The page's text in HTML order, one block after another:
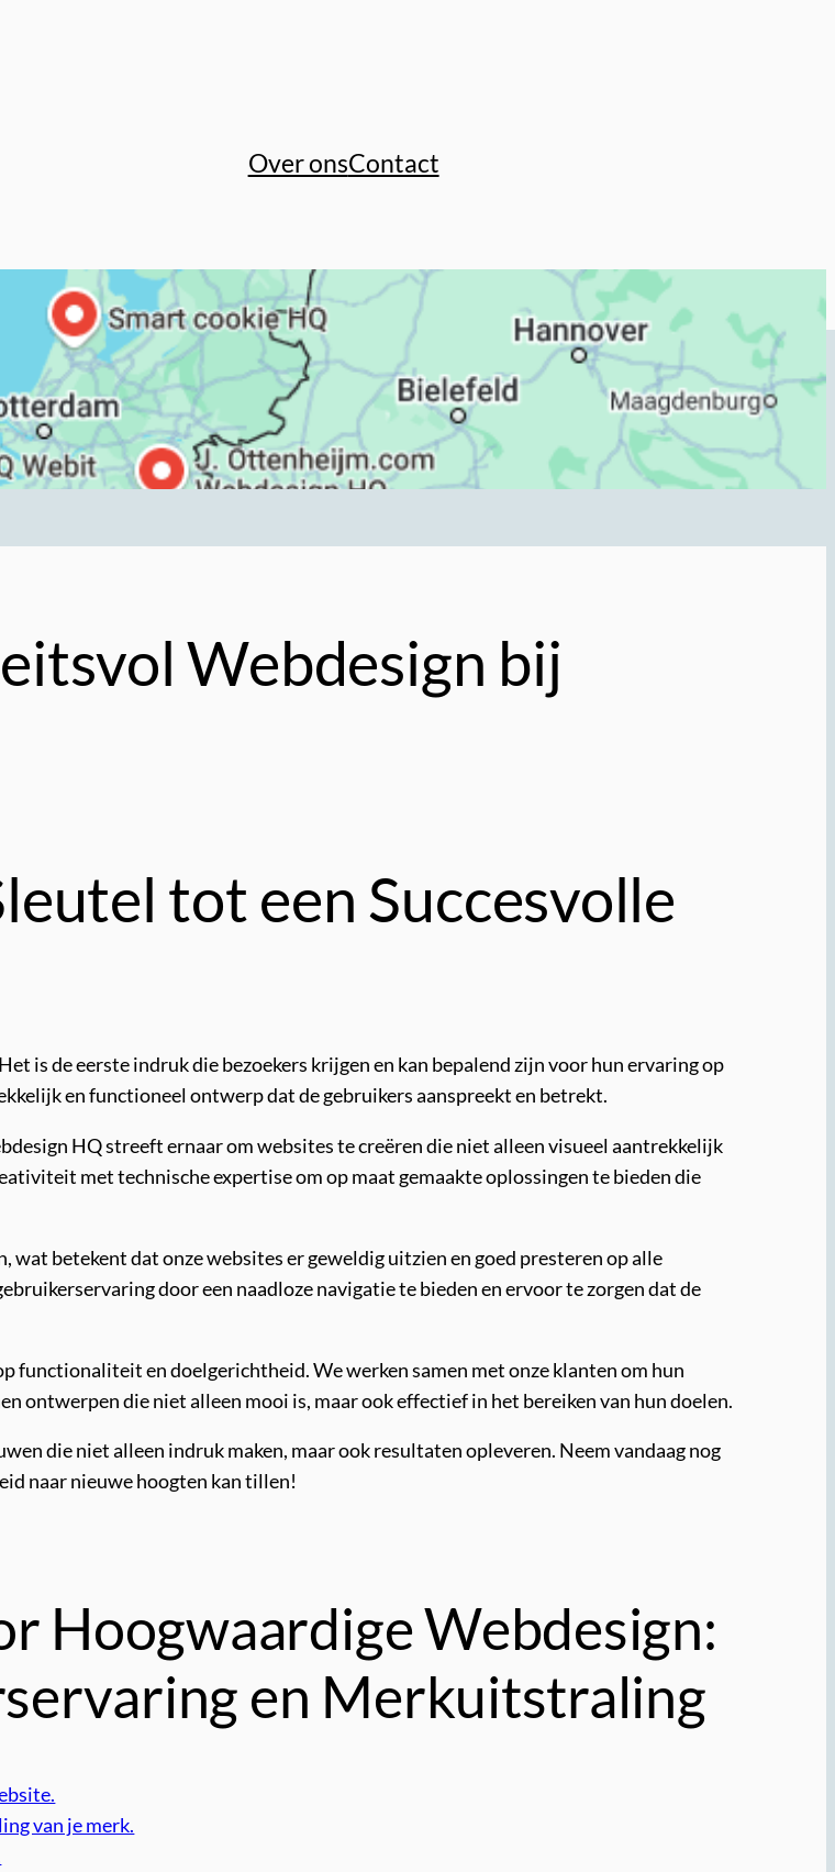
Over onsContact
Webdesign bij
tot een Succesvolle
is de eerste indruk die bezoekers krijgen en kan bepalend zijn voor hun ervaring op
en functioneel ontwerp dat de gebruikers aanspreekt en betrekt.
HQ streeft ernaar om websites te creëren die niet alleen visueel aantrekkelijk
met technische expertise om op maat gemaakte oplossingen te bieden die
wat betekent dat onze websites er geweldig uitzien en goed presteren op alle
door een naadloze navigatie te bieden en ervoor te zorgen dat de
functionaliteit en doelgerichtheid. We werken samen met onze klanten om hun
ontwerpen die niet alleen mooi is, maar ook effectief in het bereiken van hun doelen.
die niet alleen indruk maken, maar ook resultaten opleveren. Neem vandaag nog
naar nieuwe hoogten kan tillen!
Hoogwaardige Webdesign:
en Merkuitstraling
van je merk.